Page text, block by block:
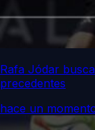
Rafa Jódar
precedentes
hace un